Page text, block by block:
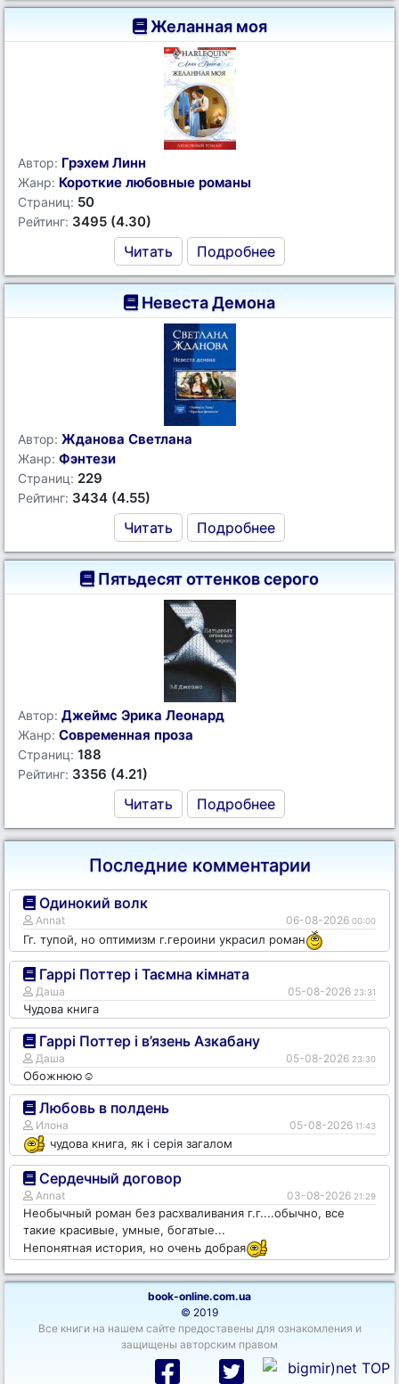
Желанная моя
Автор: Грэхем Линн
Жанр: Короткие любовные романы
Страниц: 50
Рейтинг: 3495 (4.30)
Читать Подробнее
Невеста Демона
Автор: Жданова Светлана
Жанр: Фэнтези
Страниц: 229
Рейтинг: 3434 (4.55)
Читать Подробнее
Пятьдесят оттенков серого
Автор: Джеймс Эрика Леонард
Жанр: Современная проза
Страниц: 188
Рейтинг: 3356 (4.21)
Читать Подробнее
Последние комментарии
Одинокий волк
Annat 06-08-2026 00:00
Гг. тупой, но оптимизм г.героини украсил роман
Гаррі Поттер і Таємна кімната
Даша 05-08-2026 23:31
Чудова книга
Гаррі Поттер і в’язень Азкабану
Даша 05-08-2026 23:30
Обожнюю☺️
Любовь в полдень
Илона 05-08-2026 11:43
чудова книга, як і серія загалом
Сердечный договор
Annat 03-08-2026 21:29
Необычный роман без расхваливания г.г....обычно, все
такие красивые, умные, богатые...
Непонятная история, но очень добрая
book-online.com.ua
© 2019
Все книги на нашем сайте предоставены для ознакомления и
защищены авторским правом